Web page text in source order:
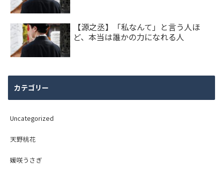
【源之丞】「私なんて」と言う人ほ
ど、本当は誰かの力になれる人
カテゴリー
Uncategorized
天野桃花
媛咲うさぎ